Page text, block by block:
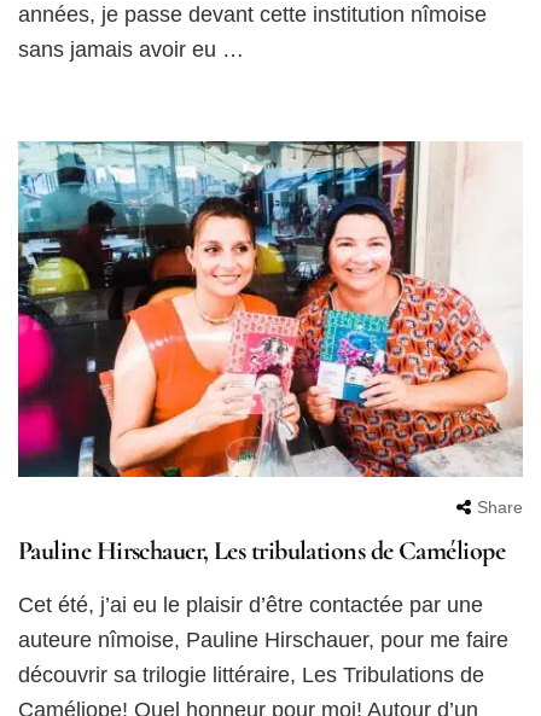
années, je passe devant cette institution nîmoise
sans jamais avoir eu …
Share
Pauline Hirschauer, Les tribulations de Caméliope
Cet été, j’ai eu le plaisir d’être contactée par une
auteure nîmoise, Pauline Hirschauer, pour me faire
découvrir sa trilogie littéraire, Les Tribulations de
Caméliope! Quel honneur pour moi! Autour d’un